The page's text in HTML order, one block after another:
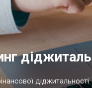
діджитальності